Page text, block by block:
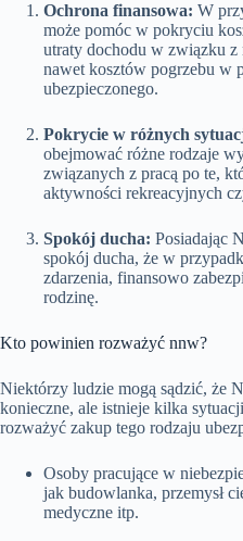
Ochrona finansowa: W
może pomóc w pokryciu
utraty dochodu w związku z
nawet kosztów pogrzebu w
ubezpieczonego.
Pokrycie w różnych
obejmować różne rodzaje
związanych z pracą po te,
aktywności rekreacyjnych
Spokój ducha: Posiadając
spokój ducha, że w
zdarzenia, finansowo
rodzinę.
Kto powinien rozważyć nnw?
Niektórzy ludzie mogą sądzić, że
konieczne, ale istnieje kilka
rozważyć zakup tego rodzaju
Osoby pracujące w
jak budowlanka, przemysł
medyczne itp.